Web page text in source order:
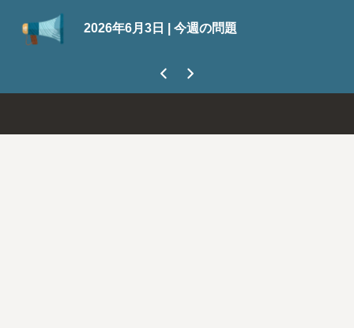
2026年6月3日 | 今週の問題